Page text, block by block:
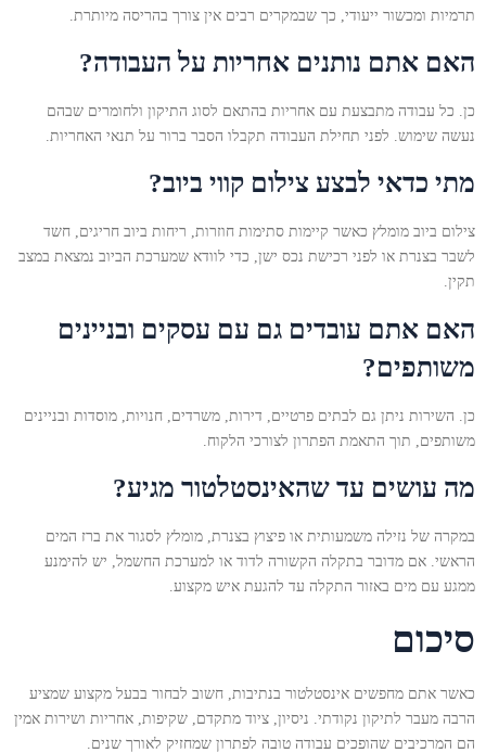
תרמיות ומכשור ייעודי, כך שבמקרים רבים אין צורך בהריסה מיותרת.
האם אתם נותנים אחריות על העבודה?
כן. כל עבודה מתבצעת עם אחריות בהתאם לסוג התיקון ולחומרים שבהם
נעשה שימוש. לפני תחילת העבודה תקבלו הסבר ברור על תנאי האחריות.
מתי כדאי לבצע צילום קווי ביוב?
צילום ביוב מומלץ כאשר קיימות סתימות חוזרות, ריחות ביוב חריגים, חשד
לשבר בצנרת או לפני רכישת נכס ישן, כדי לוודא שמערכת הביוב נמצאת במצב
תקין.
האם אתם עובדים גם עם עסקים ובניינים
משותפים?
כן. השירות ניתן גם לבתים פרטיים, דירות, משרדים, חנויות, מוסדות ובניינים
משותפים, תוך התאמת הפתרון לצורכי הלקוח.
מה עושים עד שהאינסטלטור מגיע?
במקרה של נזילה משמעותית או פיצוץ בצנרת, מומלץ לסגור את ברז המים
הראשי. אם מדובר בתקלה הקשורה לדוד או למערכת החשמל, יש להימנע
ממגע עם מים באזור התקלה עד להגעת איש מקצוע.
סיכום
כאשר אתם מחפשים אינסטלטור בנתיבות, חשוב לבחור בבעל מקצוע שמציע
הרבה מעבר לתיקון נקודתי. ניסיון, ציוד מתקדם, שקיפות, אחריות ושירות אמין
הם המרכיבים שהופכים עבודה טובה לפתרון שמחזיק לאורך שנים.